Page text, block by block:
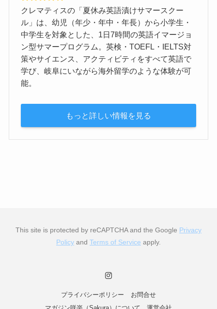
クレマティスの「夏休み英語漬けサマースクー
ル」は、幼児（年少・年中・年長）から小学生・
中学生を対象とした、1日7時間の英語イマージョ
ン型サマープログラム。英検・TOEFL・IELTS対
策やサイエンス、アクティビティをすべて英語で
学び、岐阜にいながら海外留学のような体験が可
能。
もっと詳しい情報を見る
This site is protected by reCAPTCHA and the Google Privacy
Policy and Terms of Service apply.
プライバシーポリシー
お問合せ